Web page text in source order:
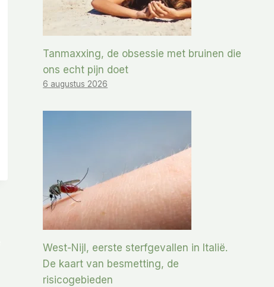
Tanmaxxing, de obsessie met bruinen die
ons echt pijn doet
6 augustus 2026
West-Nijl, eerste sterfgevallen in Italië.
De kaart van besmetting, de
risicogebieden